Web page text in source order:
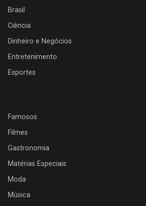
Brasil
Ciência
Dinheiro e Negócios
Entretenimento
Esportes
Famosos
Filmes
Gastronomia
Matérias Especiais
Moda
Música